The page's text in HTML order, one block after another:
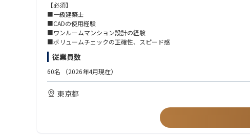
【必須】
■一級建築士
■CADの使用経験
■ワンルームマンション設計の経験
■ボリュームチェックの正確性、スピード感
従業員数
60名 （2026年4月現在）
東京都